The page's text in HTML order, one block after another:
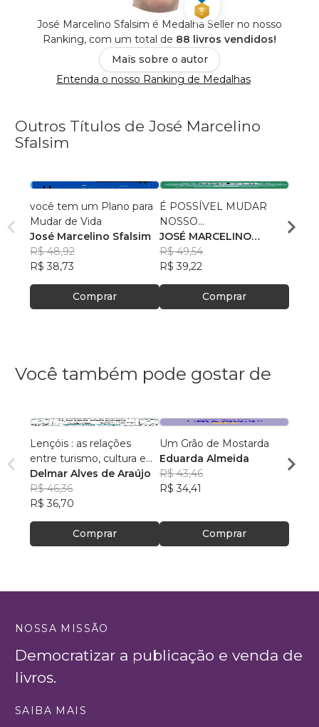
José Marcelino Sfalsim é Medalha Seller no nosso
Ranking, com um total de 88 livros vendidos!
Mais sobre o autor
Entenda o nosso Ranking de Medalhas
Outros Títulos de José Marcelino
Sfalsim
você tem um Plano para
Mudar de Vida
José Marcelino Sfalsim
R$ 48,92
R$ 38,73
Comprar
É POSSÍVEL MUDAR
NOSSO
COMPORTAMENTO?
JOSÉ MARCELINO
SFALSIM
R$ 49,54
R$ 39,22
Comprar
JOSÉ
Você também pode gostar de
Lençóis : as relações
entre turismo, cultura e
ambiente
Delmar Alves de Araújo
R$ 46,36
R$ 36,70
Comprar
Um Grão de Mostarda
Eduarda Almeida
R$ 43,46
R$ 34,41
Comprar
Aulas
NOSSA MISSÃO
Democratizar a publicação e venda de
livros.
SAIBA MAIS